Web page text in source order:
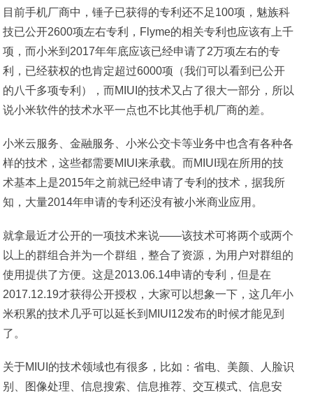
目前手机厂商中，锤子已获得的专利还不足100项，魅族科
技已公开2600项左右专利，Flyme的相关专利也应该有上千
项，而小米到2017年年底应该已经申请了2万项左右的专
利，已经获权的也肯定超过6000项（我们可以看到已公开
的八千多项专利），而MIUI的技术又占了很大一部分，所以
说小米软件的技术水平一点也不比其他手机厂商的差。
小米云服务、金融服务、小米公交卡等业务中也含有各种各
样的技术，这些都需要MIUI来承载。而MIUI现在所用的技
术基本上是2015年之前就已经申请了专利的技术，据我所
知，大量2014年申请的专利还没有被小米商业应用。
就拿最近才公开的一项技术来说——该技术可将两个或两个
以上的群组合并为一个群组，整合了资源，为用户对群组的
使用提供了方便。这是2013.06.14申请的专利，但是在
2017.12.19才获得公开授权，大家可以想象一下，这几年小
米积累的技术几乎可以延长到MIUI12发布的时候才能见到
了。
关于MIUI的技术领域也有很多，比如：省电、美颜、人脸识
别、图像处理、信息搜索、信息推荐、交互模式、信息安